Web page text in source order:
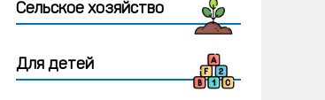
Сельское хозяйство
Для детей